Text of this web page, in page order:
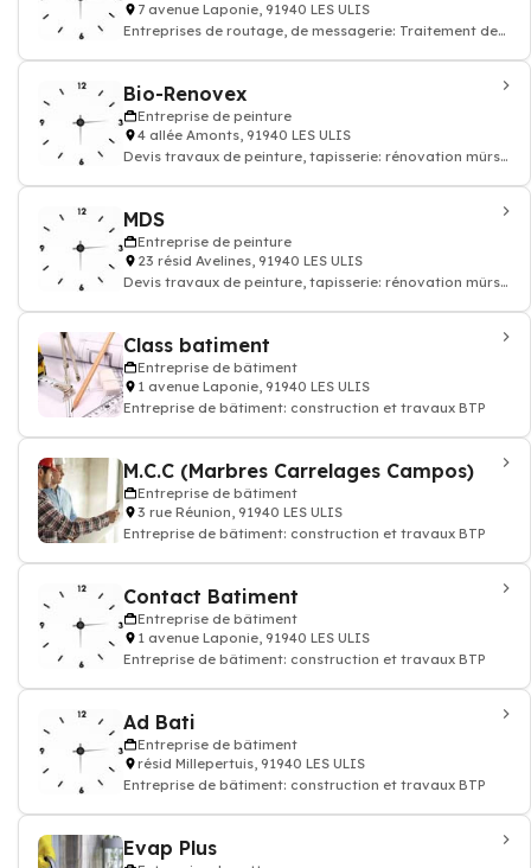
7 avenue Laponie, 91940 LES ULIS
Entreprises de routage, de messagerie: Traitement de
Bio-Renovex
Entreprise de peinture
4 allée Amonts, 91940 LES ULIS
Devis travaux de peinture, tapisserie: rénovation mûrs
MDS
Entreprise de peinture
23 résid Avelines, 91940 LES ULIS
Devis travaux de peinture, tapisserie: rénovation mûrs
Class batiment
Entreprise de bâtiment
1 avenue Laponie, 91940 LES ULIS
Entreprise de bâtiment: construction et travaux BTP
M.C.C (Marbres Carrelages Campos)
Entreprise de bâtiment
3 rue Réunion, 91940 LES ULIS
Entreprise de bâtiment: construction et travaux BTP
Contact Batiment
Entreprise de bâtiment
1 avenue Laponie, 91940 LES ULIS
Entreprise de bâtiment: construction et travaux BTP
Ad Bati
Entreprise de bâtiment
résid Millepertuis, 91940 LES ULIS
Entreprise de bâtiment: construction et travaux BTP
Evap Plus